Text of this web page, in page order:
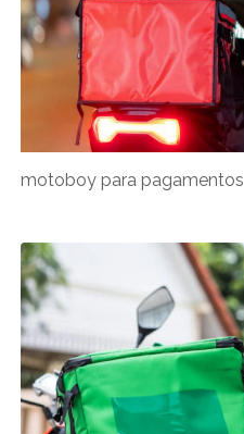
motoboy para pagamentos